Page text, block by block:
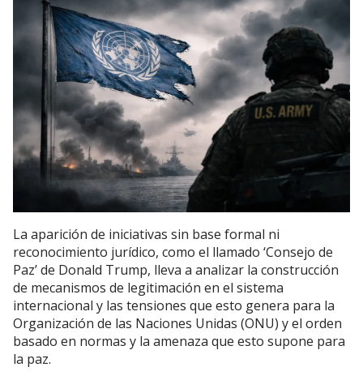
La aparición de iniciativas sin base formal ni
reconocimiento jurídico, como el llamado ‘Consejo de
Paz’ de Donald Trump, lleva a analizar la construcción
de mecanismos de legitimación en el sistema
internacional y las tensiones que esto genera para la
Organización de las Naciones Unidas (ONU) y el orden
basado en normas y la amenaza que esto supone para
la paz.